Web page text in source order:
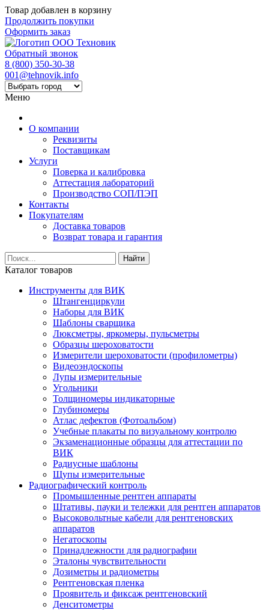
Товар добавлен в корзину
Продолжить покупки
Оформить заказ
Обратный звонок
8 (800) 350-30-38
001@tehnovik.info
Меню
О компании
Реквизиты
Поставщикам
Услуги
Поверка и калибровка
Аттестация лабораторий
Производство СОП/ПЭП
Контакты
Покупателям
Доставка товаров
Возврат товара и гарантия
Найти
Каталог товаров
Инструменты для ВИК
Штангенциркули
Наборы для ВИК
Шаблоны сварщика
Люксметры, яркомеры, пульсметры
Образцы шероховатости
Измерители шероховатости (профилометры)
Видеоэндоскопы
Лупы измерительные
Угольники
Толщиномеры индикаторные
Глубиномеры
Атлас дефектов (Фотоальбом)
Учебные плакаты по визуальному контролю
Экзаменационные образцы для аттестации по
ВИК
Радиусные шаблоны
Щупы измерительные
Радиографический контроль
Промышленные рентген аппараты
Штативы, пауки и тележки для рентген аппаратов
Высоковольтные кабели для рентгеновских
аппаратов
Негатоскопы
Принадлежности для радиографии
Эталоны чувствительности
Дозиметры и радиометры
Рентгеновская пленка
Проявитель и фиксаж рентгеновский
Денситометры